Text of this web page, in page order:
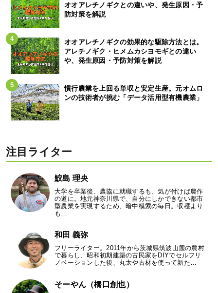
オオアレチノギクとの違いや、発生原因・予
防対策を解説
オオアレチノギクの効果的な駆除方法とは。
アレチノギク・ヒメムカシヨモギとの違い
や、発生原因・予防対策を解説
慣行農業を上回る単収と安定生産。元オムロ
ンの技術者が挑む「データ活用型有機農業」
注目ライター
鮫島 理央
大学を卒業後、農協に就職するも、気が付けば農作
の道に。地元神奈川県で、自分にしかできない都市
型農業を実現するため、暗中模索の毎日。収穫より
も…
和田 義弥
フリーライター。2011年から茨城県筑波山麓の農村
で暮らし、昭和初期建築の古民家をDIYでセルフリ
ノベーションした後、丸太や古材を使って新た…
そーやん（橋口創也）